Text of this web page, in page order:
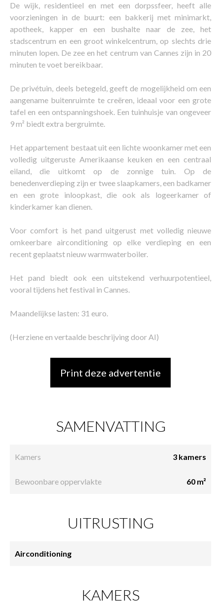
De wijk, residentieel en met een dorpssfeer, heeft alle
voorzieningen in de buurt: een bakkerij met minimarkt,
apotheek, kapper en een bushalte naar de zee, het
stadscentrum en een groot winkelcentrum, op slechts drie
minuten lopen. De zee en het centrum van Cannes zijn in 20
minuten te voet bereikbaar.
De privétuin, deels betegeld, geeft de mogelijkheid om een
aangename buitenruimte te creëren, ideaal voor een grote
tafel en een ontspanningshoek. Een tuinhuisje van ongeveer
9 m² biedt extra bergruimte.
Het appartement bestaat uit een lichte woonkamer met een
volledig uitgeruste Amerikaanse keuken en een centraal
eiland, die uitkomt op de zonnige tuin. Op de
benedenverdieping zijn er twee slaapkamers, een badkamer
en een grote inloopkast, die ook als logeerkamer of
kinderkamer kan dienen.
Voor comfort is het pand uitgerust met volledig nieuwe
omkeerbare airconditioning op elke verdieping en een
recent geplaatst nieuw warmwaterboiler.
Het pand biedt ook een uitstekend verhuurpotentieel,
vooral tijdens het festival in Cannes.
Maandelijkse lasten: 31 euro.
(Herziene en vertaalde beschrijving door AI)
Print deze advertentie
SAMENVATTING
Kamers 3 kamers
Bewoonbare oppervlakte 60 m²
UITRUSTING
Airconditioning
KAMERS